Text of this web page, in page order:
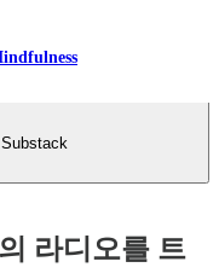
라디오를 트